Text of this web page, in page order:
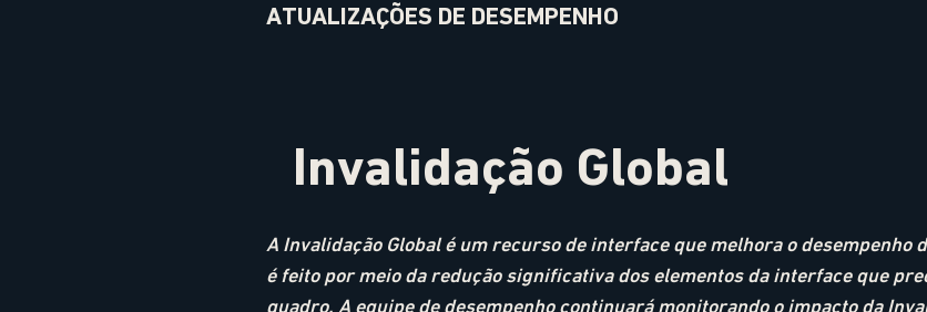
ATUALIZAÇÕES DE DESEMPENHO
Invalidação Global
A Invalidação Global é um recurso de interface que melhora o desempenho
é feito por meio da redução significativa dos elementos da interface que
quadro. A equipe de desempenho continuará monitorando o impacto da